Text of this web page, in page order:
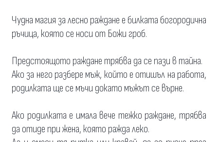
Чудна магия за лесно раждане е билката богородична
ръчица, която се носи от Божи гроб.
Предстоящото раждане трябва да се пази в тайна.
Ако за него разбере мъж, който е отишъл на работа,
родилката ще се мъчи докато мъжът се върне.
Ако родилката е имала вече тежко раждане, трябва
да отиде при жена, която ражда леко.